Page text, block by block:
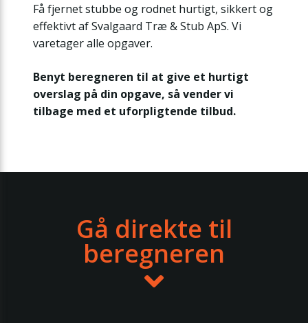
Få fjernet stubbe og rodnet hurtigt, sikkert og
effektivt af Svalgaard Træ & Stub ApS. Vi
varetager alle opgaver.
Benyt beregneren til at give et hurtigt
overslag på din opgave, så vender vi
tilbage med et uforpligtende tilbud.
Gå direkte til
beregneren